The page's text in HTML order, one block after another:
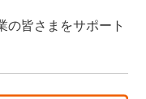
の皆さまをサポート